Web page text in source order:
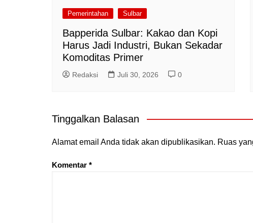
Pemerintahan Sulbar
Bapperida Sulbar: Kakao dan Kopi
Harus Jadi Industri, Bukan Sekadar
Komoditas Primer
Redaksi Juli 30, 2026 0
Tinggalkan Balasan
Alamat email Anda tidak akan dipublikasikan. Ruas
Komentar *